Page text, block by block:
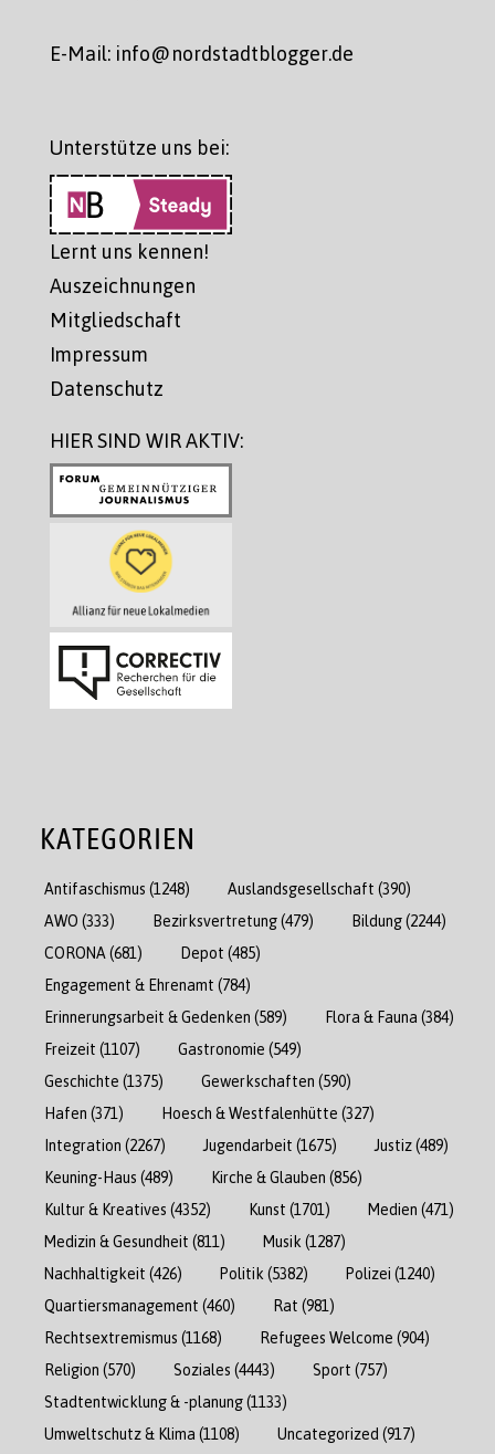
E-Mail: info@nordstadtblogger.de
Unterstütze uns bei:
Lernt uns kennen!
Auszeichnungen
Mitgliedschaft
Impressum
Datenschutz
HIER SIND WIR AKTIV:
KATEGORIEN
Antifaschismus (1248) Auslandsgesellschaft (390)
AWO (333) Bezirksvertretung(479) Bildung(2244)
CORONA (681) Depot (485)
Engagement & Ehrenamt (784)
Erinnerungsarbeit & Gedenken (589) Flora & Fauna (384)
Freizeit (1107) Gastronomie (549)
Geschichte (1375) Gewerkschaften (590)
Hafen (371) Hoesch & Westfalenhütte (327)
Integration (2267) Jugendarbeit (1675) Justiz(489)
Keuning-Haus (489) Kirche & Glauben (856)
Kultur & Kreatives (4352) Kunst (1701) Medien (471)
Medizin & Gesundheit (811) Musik (1287)
Nachhaltigkeit (426) Politik (5382) Polizei (1240)
Quartiersmanagement (460) Rat (981)
Rechtsextremismus (1168) Refugees Welcome (904)
Religion (570) Soziales (4443) Sport (757)
Stadtentwicklung & -planung(1133)
Umweltschutz & Klima (1108) Uncategorized (917)